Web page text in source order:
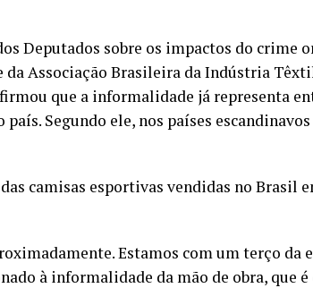
Deputados sobre os impactos do crime
Associação Brasileira da Indústria
que a informalidade já representa
país. Segundo ele, nos países
camisas esportivas vendidas no Brasil
Estamos com um terço da
à informalidade da mão de obra, que é